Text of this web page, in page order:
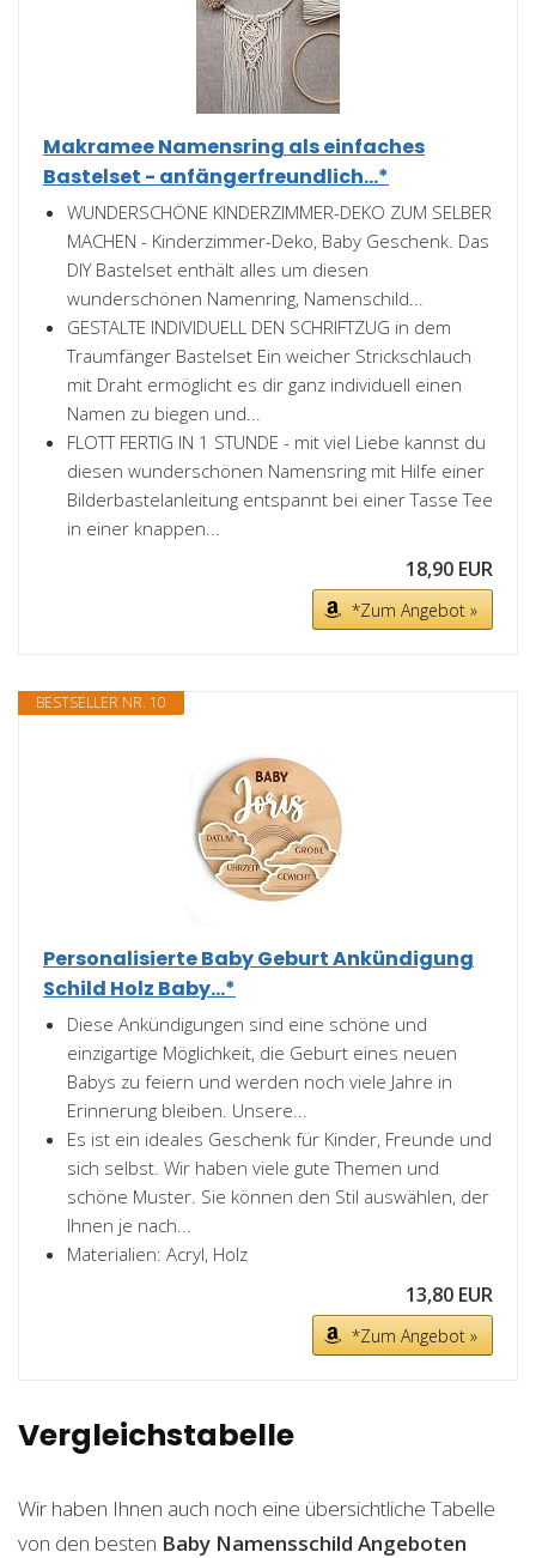
Makramee Namensring als einfaches
Bastelset - anfängerfreundlich...*
WUNDERSCHÖNE KINDERZIMMER-DEKO ZUM SELBER
MACHEN - Kinderzimmer-Deko, Baby Geschenk. Das
DIY Bastelset enthält alles um diesen
wunderschönen Namenring, Namenschild...
GESTALTE INDIVIDUELL DEN SCHRIFTZUG in dem
Traumfänger Bastelset Ein weicher Strickschlauch
mit Draht ermöglicht es dir ganz individuell einen
Namen zu biegen und...
FLOTT FERTIG IN 1 STUNDE - mit viel Liebe kannst du
diesen wunderschönen Namensring mit Hilfe einer
Bilderbastelanleitung entspannt bei einer Tasse Tee
in einer knappen...
18,90 EUR
*Zum Angebot »
BESTSELLER NR. 10
Personalisierte Baby Geburt Ankündigung
Schild Holz Baby...*
Diese Ankündigungen sind eine schöne und
einzigartige Möglichkeit, die Geburt eines neuen
Babys zu feiern und werden noch viele Jahre in
Erinnerung bleiben. Unsere...
Es ist ein ideales Geschenk für Kinder, Freunde und
sich selbst. Wir haben viele gute Themen und
schöne Muster. Sie können den Stil auswählen, der
Ihnen je nach...
Materialien: Acryl, Holz
13,80 EUR
*Zum Angebot »
Vergleichstabelle
Wir haben Ihnen auch noch eine übersichtliche Tabelle
von den besten Baby Namensschild Angeboten